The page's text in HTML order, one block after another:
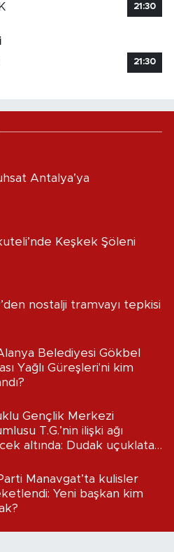
21:30
21:30
Antalya’ya
Keşkek Şöleni
nostalji tramvayı tepkisi
Belediyesi Gökbel
Yağlı Güreşleri'ni kim
Gençlik Merkezi
T.G.’nin ilişki ağı
altında: Dudak uçuklatan
Manavgat’ta kulisler
Yeni başkan kim